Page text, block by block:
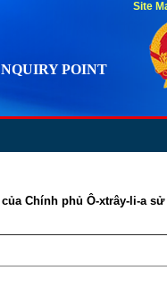
POINT
Chính phủ Ô-xtrây-li-a
Site